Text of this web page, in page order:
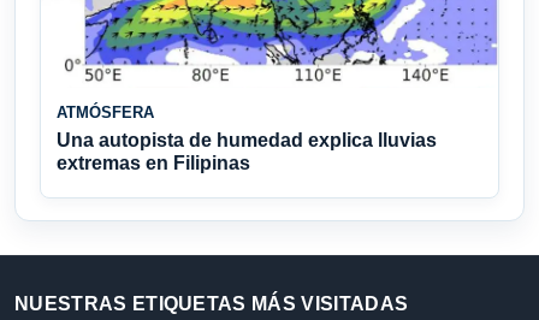
ATMÓSFERA
Una autopista de humedad explica lluvias
extremas en Filipinas
NUESTRAS ETIQUETAS MÁS VISITADAS